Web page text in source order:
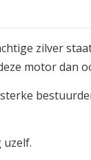
zilver
motor dan